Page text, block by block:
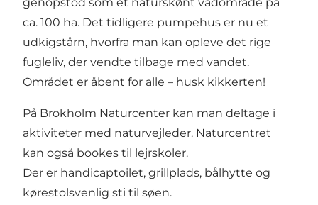
genopstod som et naturskønt vådområde på
ca. 100 ha. Det tidligere pumpehus er nu et
udkigstårn, hvorfra man kan opleve det rige
fugleliv, der vendte tilbage med vandet.
Området er åbent for alle – husk kikkerten!
På Brokholm Naturcenter kan man deltage i
aktiviteter med naturvejleder. Naturcentret
kan også bookes til lejrskoler.
Der er handicaptoilet, grillplads, bålhytte og
kørestolsvenlig sti til søen.